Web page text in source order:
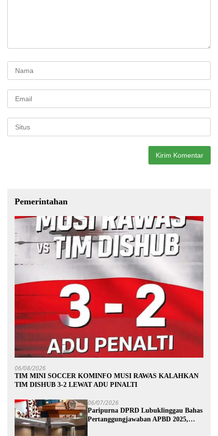
Pemerintahan
06/08/2026
TIM MINI SOCCER KOMINFO MUSI RAWAS KALAHKAN
TIM DISHUB 3-2 LEWAT ADU PINALTI
06/07/2026
Paripurna DPRD Lubuklinggau Bahas
Pertanggungjawaban APBD 2025,